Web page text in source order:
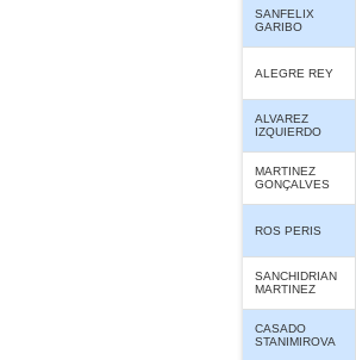
SANFELIX
GARIBO
ALEGRE REY
ALVAREZ
IZQUIERDO
MARTINEZ
GONÇALVES
ROS PERIS
SANCHIDRIAN
MARTINEZ
CASADO
STANIMIROVA